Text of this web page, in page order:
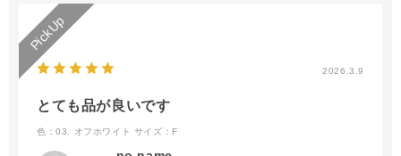
2026.3.9
とても品が良いです
色：03. オフホワイト サイズ：F